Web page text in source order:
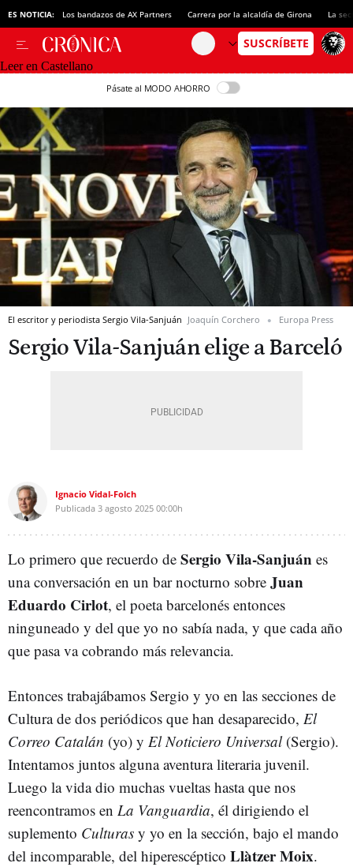
ES NOTICIA: Los bandazos de AX Partners Carrera por la alcaldía de Girona La
Leer en Castellano
Pásate al MODO AHORRO
El escritor y periodista Sergio Vila-Sanjuán Joaquín Corchero Europa Press
Sergio Vila-Sanjuán elige a Barceló
Ignacio Vidal-Folch
Publicada 3 agosto 2025 00:00h
Lo primero que recuerdo de Sergio Vila-Sanjuán es
una conversación en un bar nocturno sobre Juan
Eduardo Cirlot, el poeta barcelonés entonces
ninguneado y del que yo no sabía nada, y que cada año
que pasa va cobrando más relevancia.
Entonces trabajábamos Sergio y yo en las secciones de
Cultura de dos periódicos que han desaparecido, El
Correo Catalán (yo) y El Noticiero Universal(Sergio).
Intentamos juntos alguna aventura literaria juvenil.
Luego la vida dio muchas vueltas hasta que nos
reencontramos en La Vanguardia, él dirigiendo el
suplemento Culturas y yo en la sección, bajo el mando
del incomparable, del hiperescéptico Llàtzer Moix.